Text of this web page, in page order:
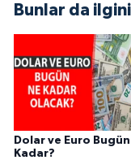
Bunlar da
Dolar ve Euro Bugün
Kadar?